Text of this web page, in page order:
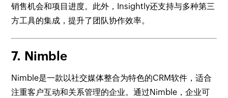
销售机会和项目进度。此外，Insightly还支持与多种第三
方工具的集成，提升了团队协作效率。
7. Nimble
Nimble是一款以社交媒体整合为特色的CRM软件，适合
注重客户互动和关系管理的企业。通过Nimble，企业可